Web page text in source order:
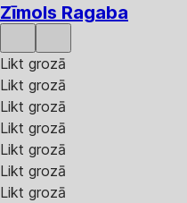
Zīmols Ragaba
Likt grozā
Likt grozā
Likt grozā
Likt grozā
Likt grozā
Likt grozā
Likt grozā